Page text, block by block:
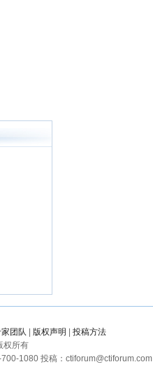
团队 版权声明
投稿方法
权所有
1080 投稿：ctiforum@ctiforum.com